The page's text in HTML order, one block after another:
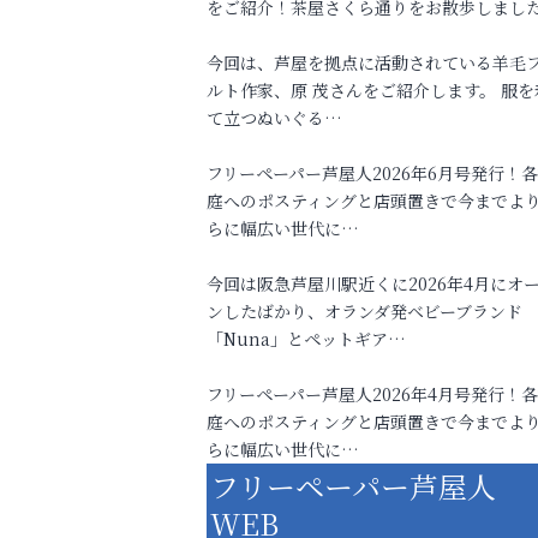
をご紹介！茶屋さくら通りをお散歩しまし
今回は、芦屋を拠点に活動されている羊毛
ルト作家、原 茂さんをご紹介します。 服を
て立つぬいぐる…
フリーペーパー芦屋人2026年6月号発行！
庭へのポスティングと店頭置きで今までよ
らに幅広い世代に…
今回は阪急芦屋川駅近くに2026年4月にオ
ンしたばかり、オランダ発ベビーブランド
「Nuna」とペットギア…
フリーペーパー芦屋人2026年4月号発行！
庭へのポスティングと店頭置きで今までよ
らに幅広い世代に…
フリーペーパー芦屋人
WEB